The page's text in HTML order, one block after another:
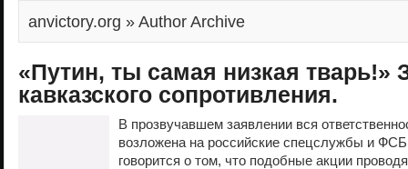
anvictory.org » Author Archive
«Путин, ты самая низкая тварь!»
кавказского сопротивления.
В прозвучавшем заявлении вся
возложена на российские спецслужбы и
говорится о том, что подобные акции